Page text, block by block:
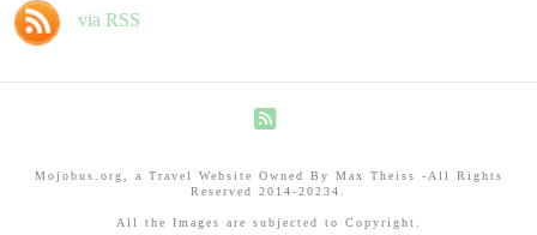
via RSS
Mojobus.org, a Travel Website Owned By Max Theiss -All Rights
Reserved 2014-20234.
All the Images are subjected to Copyright.